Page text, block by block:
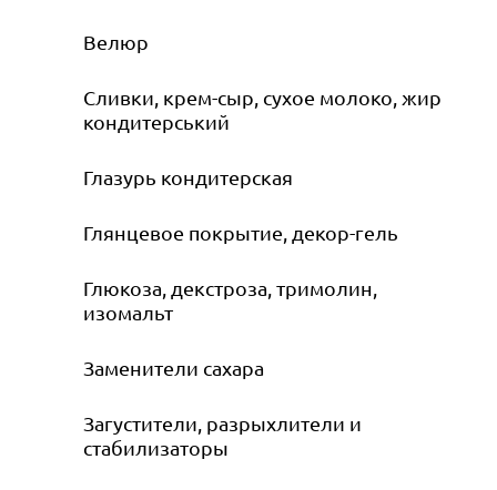
Велюр
Сливки, крем-сыр, сухое молоко, жир
кондитерський
Глазурь кондитерская
Глянцевое покрытие, декор-гель
Глюкоза, декстроза, тримолин,
изомальт
Заменители сахара
Загустители, разрыхлители и
стабилизаторы